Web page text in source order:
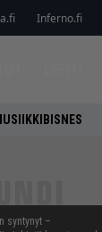
Inferno.fi
syntynyt –